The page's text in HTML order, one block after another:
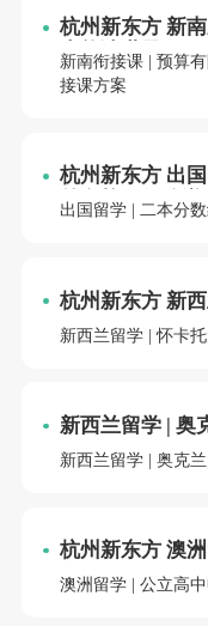
杭州新东方 新南威尔士大学衔接课 | 预算有限
也能读世界
新南衔接课 | 预算
接课方案
杭州新东方 出国留学 | 二本分数线能申哪些海
外名校？低分逆
出国留学 | 二本分
杭州新东方 新西兰留学 | 怀卡托大学研究生专
业目录
新西兰留学 | 怀卡
新西兰留学 | 奥
新西兰留学 | 奥克
杭州新东方 澳
用明细
澳洲留学 | 公立高